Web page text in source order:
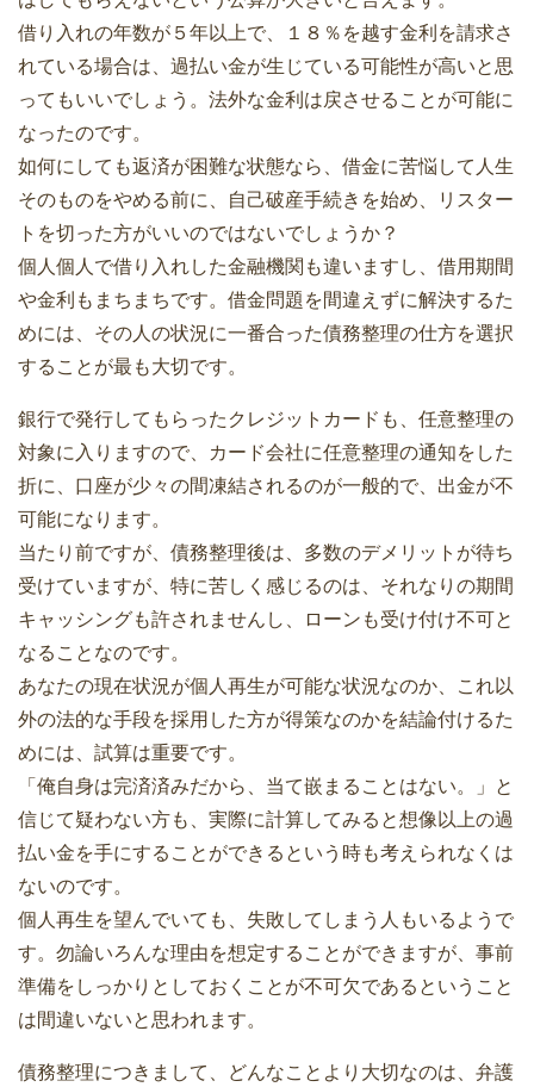
借り入れの年数が５年以上で、１８％を越す金利を請求さ
れている場合は、過払い金が生じている可能性が高いと思
ってもいいでしょう。法外な金利は戻させることが可能に
なったのです。
如何にしても返済が困難な状態なら、借金に苦悩して人生
そのものをやめる前に、自己破産手続きを始め、リスター
トを切った方がいいのではないでしょうか？
個人個人で借り入れした金融機関も違いますし、借用期間
や金利もまちまちです。借金問題を間違えずに解決するた
めには、その人の状況に一番合った債務整理の仕方を選択
することが最も大切です。
銀行で発行してもらったクレジットカードも、任意整理の
対象に入りますので、カード会社に任意整理の通知をした
折に、口座が少々の間凍結されるのが一般的で、出金が不
可能になります。
当たり前ですが、債務整理後は、多数のデメリットが待ち
受けていますが、特に苦しく感じるのは、それなりの期間
キャッシングも許されませんし、ローンも受け付け不可と
なることなのです。
あなたの現在状況が個人再生が可能な状況なのか、これ以
外の法的な手段を採用した方が得策なのかを結論付けるた
めには、試算は重要です。
「俺自身は完済済みだから、当て嵌まることはない。」と
信じて疑わない方も、実際に計算してみると想像以上の過
払い金を手にすることができるという時も考えられなくは
ないのです。
個人再生を望んでいても、失敗してしまう人もいるようで
す。勿論いろんな理由を想定することができますが、事前
準備をしっかりとしておくことが不可欠であるということ
は間違いないと思われます。
債務整理につきまして、どんなことより大切なのは、弁護